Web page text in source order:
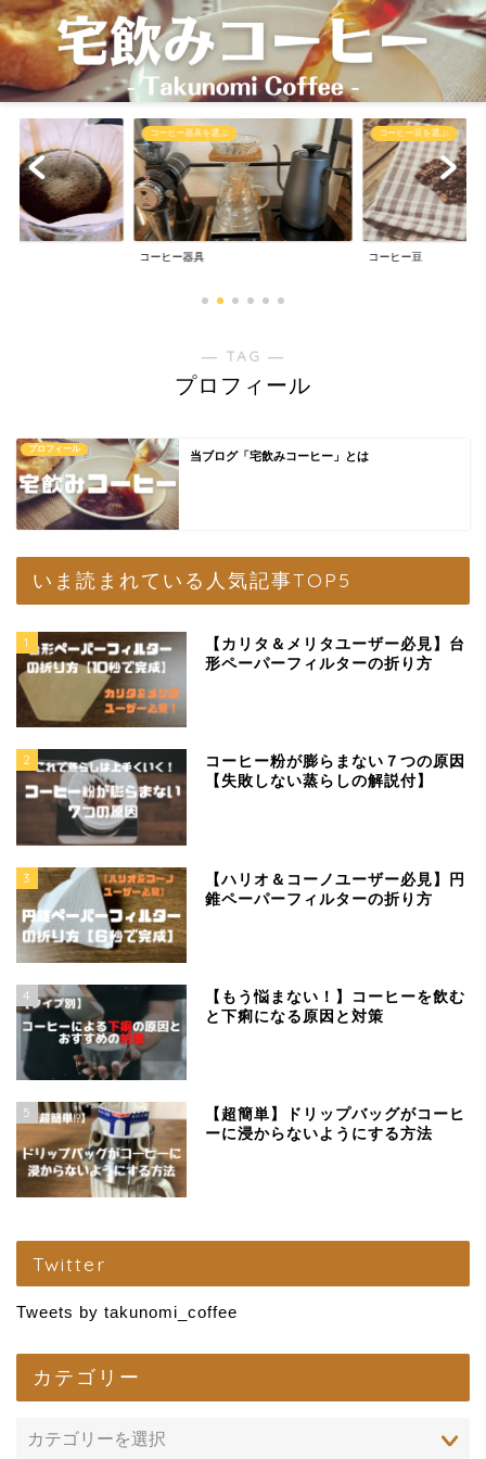
コーヒー器具を選ぶ
コーヒー器具
コーヒー豆を選ぶ
コーヒー豆
― TAG ―
プロフィール
プロフィール
当ブログ「宅飲みコーヒー」とは
いま読まれている人気記事TOP5
1
【カリタ＆メリタユーザー必見】台
形ペーパーフィルターの折り方
2
コーヒー粉が膨らまない７つの原因
【失敗しない蒸らしの解説付】
3
【ハリオ＆コーノユーザー必見】円
錐ペーパーフィルターの折り方
4
【もう悩まない！】コーヒーを飲む
と下痢になる原因と対策
5
【超簡単】ドリップバッグがコーヒ
ーに浸からないようにする方法
Twitter
Tweets by takunomi_coffee
カテゴリー